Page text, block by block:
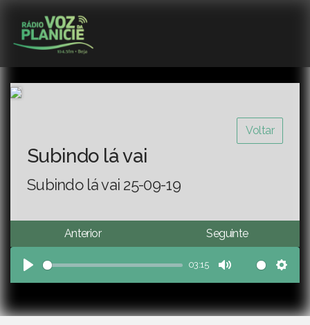
Voltar
Subindo lá vai
Subindo lá vai 25-09-19
Anterior Seguinte
Play
03:15
Mute